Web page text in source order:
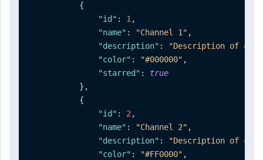
{
"id" : 1 ,
"name" : "Channel 1" ,
"description" :
"Description of
"color" : "#000000" ,
"starred" :
true
} ,
{
"id" : 2,
"name" : "Channel 2" ,
"description" :
"Description of
"color" : "#FF0000" ,